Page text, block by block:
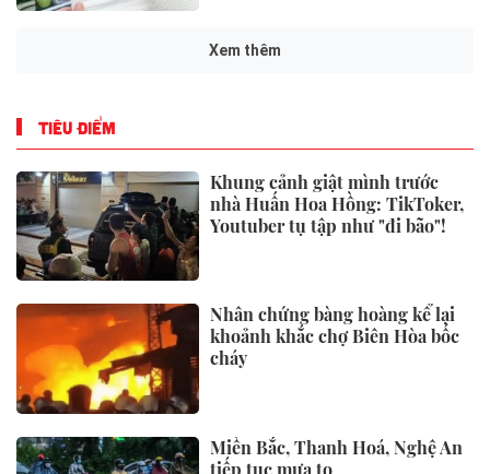
Xem thêm
TIÊU ĐIỂM
Khung cảnh giật mình trước
nhà Huấn Hoa Hồng: TikToker,
Youtuber tụ tập như "đi bão"!
Nhân chứng bàng hoàng kể lại
khoảnh khắc chợ Biên Hòa bốc
cháy
Miền Bắc, Thanh Hoá, Nghệ An
tiếp tục mưa to